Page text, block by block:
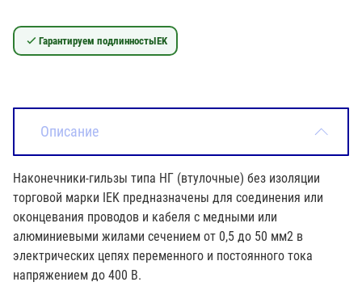
Гарантируем подлинностьIEK
Описание
Наконечники-гильзы типа НГ (втулочные) без изоляции
торговой марки IEK предназначены для соединения или
оконцевания проводов и кабеля с медными или
алюминиевыми жилами сечением от 0,5 до 50 мм2 в
электрических цепях переменного и постоянного тока
напряжением до 400 В.